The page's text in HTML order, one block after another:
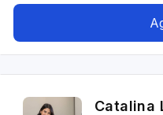
para colon irritable,
Catalina